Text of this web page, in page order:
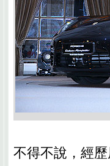
不得不說，經